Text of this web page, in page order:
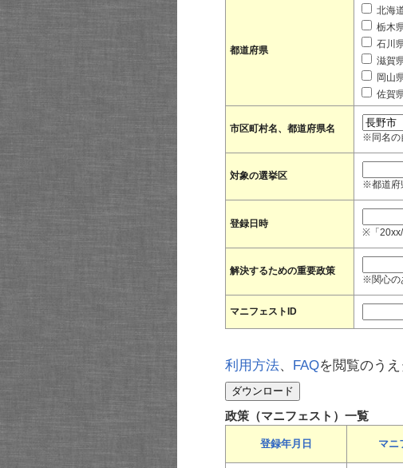
都道府県
北海
栃木
石川
滋賀
岡山
佐賀
市区町村名、都道府県名
※同名の
対象の選挙区
※都道府
登録日時
※「
解決するための重要政策
※関心の
マニフェストID
利用方法、 FAQを閲覧のう
政策（マニフェスト）一覧
登録年月日 マニ